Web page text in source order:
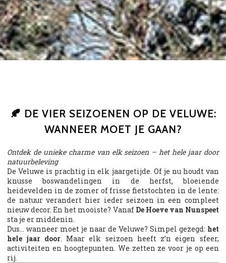
🍂 DE VIER SEIZOENEN OP DE VELUWE:
WANNEER MOET JE GAAN?
Ontdek de unieke charme van elk seizoen – het hele jaar door
natuurbeleving
De Veluwe is prachtig in elk jaargetijde. Of je nu houdt van
knusse boswandelingen in de herfst, bloeiende
heidevelden in de zomer of frisse fietstochten in de lente:
de natuur verandert hier ieder seizoen in een compleet
nieuw decor. En het mooiste? Vanaf De Hoeve van Nunspeet
sta je er middenin.
Dus… wanneer moet je naar de Veluwe? Simpel gezegd: het
hele jaar door. Maar elk seizoen heeft z’n eigen sfeer,
activiteiten en hoogtepunten. We zetten ze voor je op een
rij.